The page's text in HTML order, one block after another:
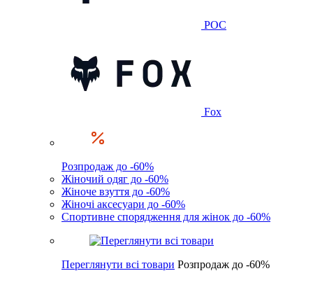
POC
Fox
Розпродаж до -60%
Жіночий одяг до -60%
Жіноче взуття до -60%
Жіночі аксесуари до -60%
Спортивне спорядження для жінок до -60%
Переглянути всі товари Розпродаж до -60%